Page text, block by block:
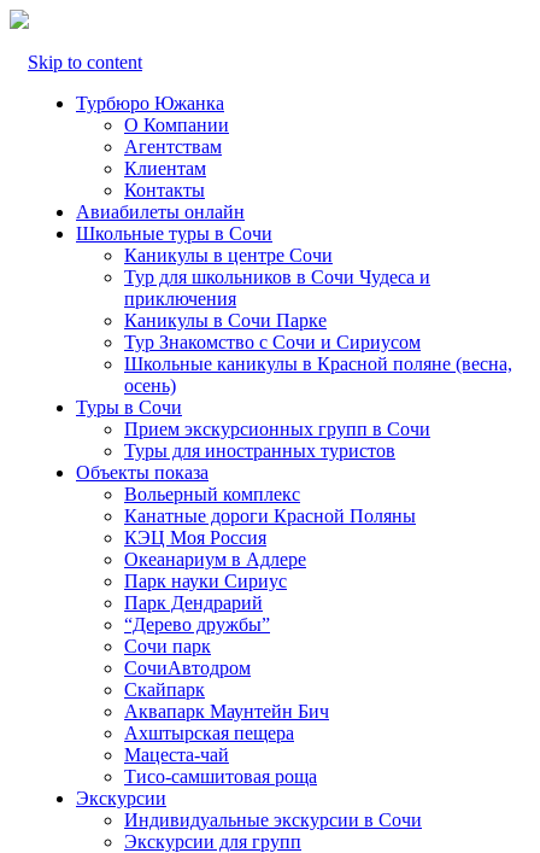
Skip to content
Турбюро Южанка
О Компании
Агентствам
Клиентам
Контакты
Авиабилеты онлайн
Школьные туры в Сочи
Каникулы в центре Сочи
Тур для школьников в Сочи Чудеса и
приключения
Каникулы в Сочи Парке
Тур Знакомство с Сочи и Сириусом
Школьные каникулы в Красной поляне (весна,
осень)
Туры в Сочи
Прием экскурсионных групп в Сочи
Туры для иностранных туристов
Объекты показа
Вольерный комплекс
Канатные дороги Красной Поляны
КЭЦ Моя Россия
Океанариум в Адлере
Парк науки Сириус
Парк Дендрарий
“Дерево дружбы”
Сочи парк
СочиАвтодром
Скайпарк
Аквапарк Маунтейн Бич
Ахштырская пещера
Мацеста-чай
Тисо-самшитовая роща
Экскурсии
Индивидуальные экскурсии в Сочи
Экскурсии для групп